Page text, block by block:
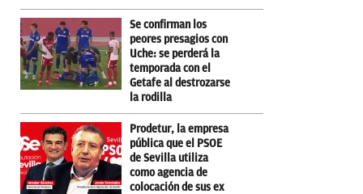
Se confirman los
peores presagios con
Uche: se perderá la
temporada con el
Getafe al destrozarse
la rodilla
Prodetur, la empresa
pública que el PSOE
de Sevilla utiliza
como agencia de
colocación de sus ex